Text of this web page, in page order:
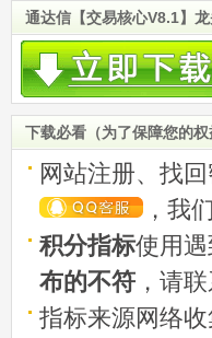
通达信【交易核心V8.1】
下载必看（为了保障您的
网站注册、找
，我
积分指标使用
布的不符 ，请
指标来源网络